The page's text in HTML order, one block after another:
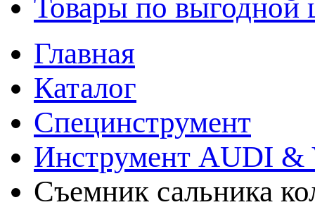
Товары по выгодной
Главная
Каталог
Специнструмент
Инструмент AUDI &
Съемник сальника